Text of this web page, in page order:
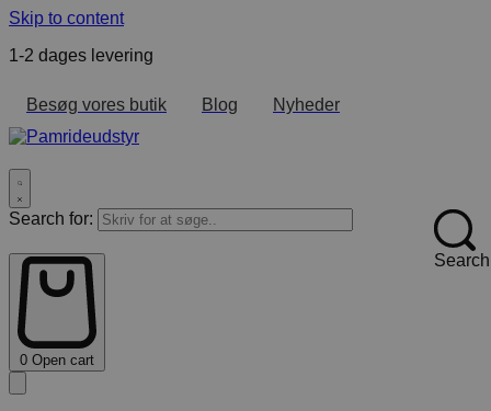
Skip to content
1-2 dages levering
Besøg vores butik Blog Nyheder
Search for:
Search
0 Open cart